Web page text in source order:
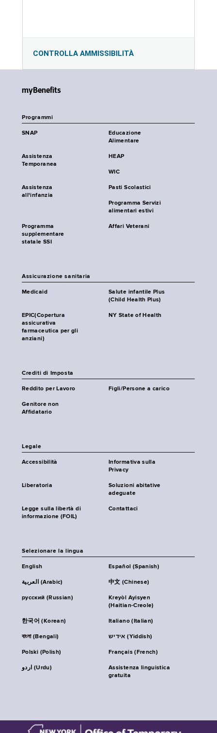
CONTROLLA AMMISSIBILITÀ
myBenefits
Programmi
SNAP
Educazione
Alimentare
Assistenza
Temporanea
HEAP
WIC
Assistenza
all'infanzia
Pasti Scolastici
Programma Servizi
alimentari estivi
Programma
supplementare
statale SSI
Affari Veterani
Assicurazione sanitaria
Medicaid
Salute infantile Plus
(Child Health Plus)
EPIC(Copertura
assicurativa
farmaceutica per gli
anziani)
NY State of Health
Crediti di Imposta
Reddito per Lavoro Figli/Persone a carico
Genitore non
Affidatario
Legale
Accessibilità
Informativa sulla
Privacy
Liberatoria
Soluzioni abitative
adeguate
Legge sulla libertà di
informazione (FOIL)
Contattaci
Selezionare la lingua
English Español (Spanish)
العربية (Arabic) 中文 (Chinese)
русский (Russian)
Kreyòl Ayisyen
(Haitian-Creole)
한국어 (Korean) Italiano (Italian)
বাংলা (Bengali) אידיש (Yiddish)
Polski (Polish) Français (French)
اردو (Urdu)
Assistenza linguistica
gratuita